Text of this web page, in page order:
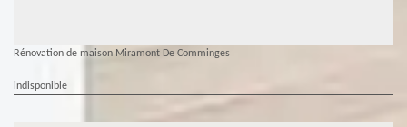
Rénovation de maison Miramont De Comminges
indisponible